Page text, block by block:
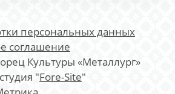
персональных данных
соглашение
Культуры «Металлург»
"Fore-Site"